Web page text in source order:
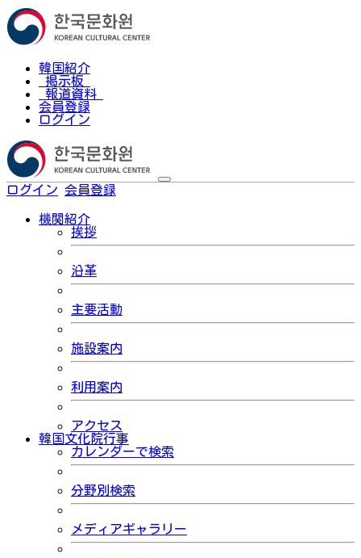
韓国紹介
掲示板
報道資料
会員登録
ログイン
ログイン 会員登録
機関紹介
挨拶
沿革
主要活動
施設案内
利用案内
アクセス
韓国文化院行事
カレンダーで検索
分野別検索
メディアギャラリー